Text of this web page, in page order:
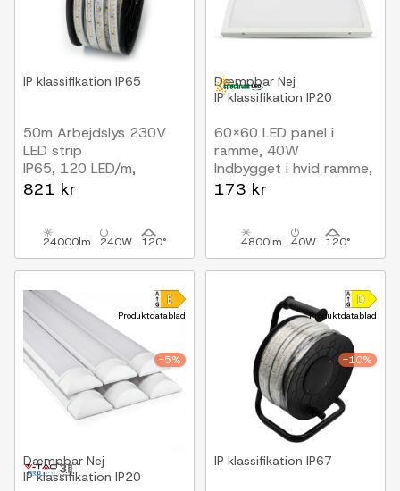
IP klassifikation IP65
50m Arbejdslys 230V
LED strip
IP65, 120 LED/m,
4,8W/m, 480 lm/m
821 kr
24000lm 240W 120°
Dæmpbar Nej
IP klassifikation IP20
60x60 LED panel i
ramme, 40W
Indbygget i hvid ramme,
til direkte montering
173 kr
4800lm 40W 120°
Produktdatablad
-5%
Dæmpbar Nej
IP klassifikation IP20
Produktdatablad
-10%
IP klassifikation IP67